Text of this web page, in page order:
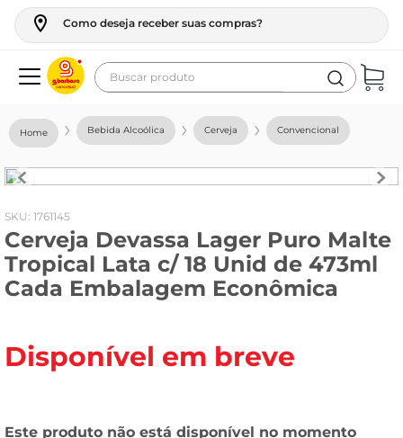
Como deseja receber suas compras?
Buscar produto
Bebida Alcoólica Cerveja Convencional
: 1761145
Cerveja Devassa Lager Puro Malte
Tropical Lata c/ 18 Unid de 473ml
Cada Embalagem Econômica
Disponível em breve
geladeira
fogao
café
cerveja
vinho
celular